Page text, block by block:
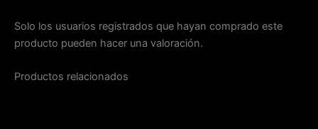
Solo los usuarios registrados que hayan comprado este
producto pueden hacer una valoración.
Productos relacionados